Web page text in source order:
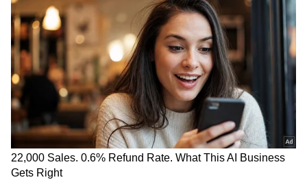
Image Credit :Asianet News
பிக் அப் ஆன கருப்பு
பின்னர் அனைத்து பிரச்சினைகளும்
சரிசெய்யப்பட்டு, மே 15ஆம் தேதி உலகம்
முழுவதும் படம் வெளியானது. வெளியான
முதல் நாளிலிருந்தே ‘கருப்பு’
திரைப்படத்திற்கு பாசிடிவ் விமர்சனங்கள்